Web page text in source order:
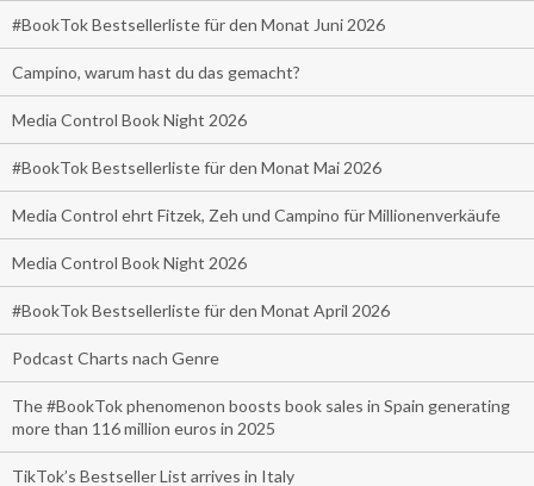
#BookTok Bestsellerliste für den Monat Juni 2026
Campino, warum hast du das gemacht?
Media Control Book Night 2026
#BookTok Bestsellerliste für den Monat Mai 2026
Media Control ehrt Fitzek, Zeh und Campino für Millionenverkäufe
Media Control Book Night 2026
#BookTok Bestsellerliste für den Monat April 2026
Podcast Charts nach Genre
The #BookTok phenomenon boosts book sales in Spain generating
more than 116 million euros in 2025
TikTok’s Bestseller List arrives in Italy